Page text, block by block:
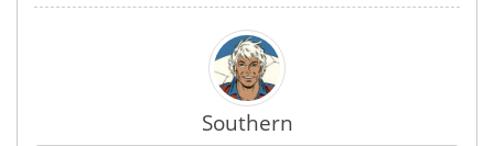
Southern